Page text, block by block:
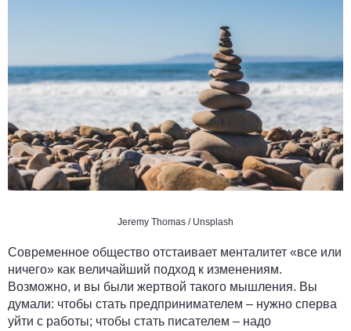
Jeremy Thomas / Unsplash
Современное общество отстаивает менталитет «все или
ничего» как величайший подход к изменениям.
Возможно, и вы были жертвой такого мышления. Вы
думали: чтобы стать предпринимателем – нужно сперва
уйти с работы; чтобы стать писателем – надо